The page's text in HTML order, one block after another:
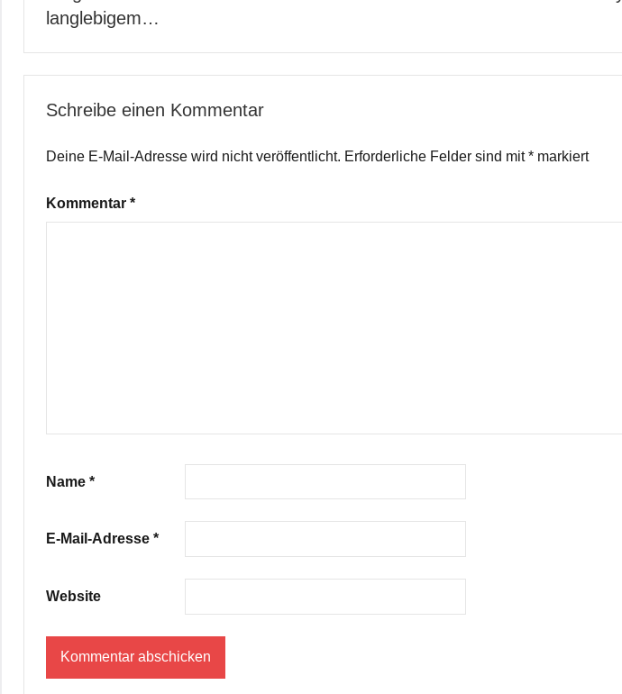
langlebigem…
Schreibe einen Kommentar
Deine E-Mail-Adresse wird nicht veröffentlicht. Erforderliche Felder sind mit* markiert
Kommentar *
Name *
E-Mail-Adresse *
Website